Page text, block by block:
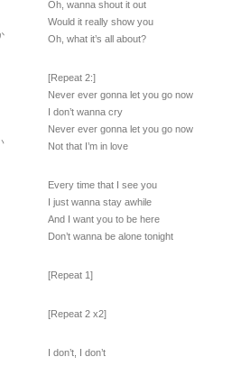
Oh, wanna shout it out
Would it really show you
Oh, what it’s all about?
[Repeat 2:]
Never ever gonna let you go now
I don’t wanna cry
Never ever gonna let you go now
Not that I’m in love
Every time that I see you
I just wanna stay awhile
And I want you to be here
Don’t wanna be alone tonight
[Repeat 1]
[Repeat 2 x2]
I don’t, I don’t